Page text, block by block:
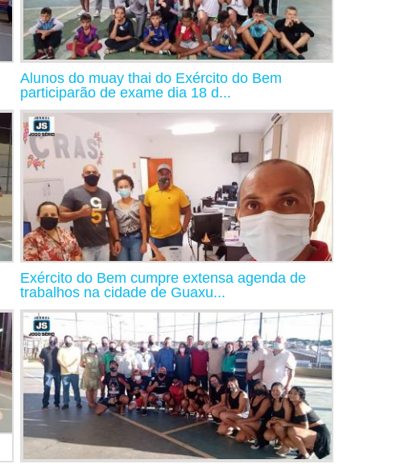
Alunos do muay thai do Exército do Bem
participarão de exame dia 18 d...
Exército do Bem cumpre extensa agenda de
trabalhos na cidade de Guaxu...